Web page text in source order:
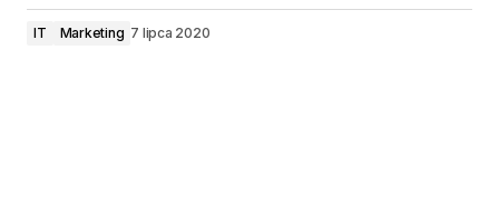
IT Marketing 7 lipca 2020